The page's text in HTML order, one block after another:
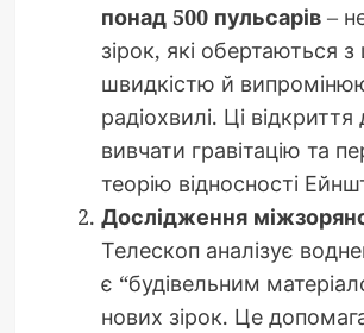
понад 500 пульсарів–
зірок, які обертаються
швидкістю й
радіохвилі. Ці
вивчати гравітацію та
теорію відносності
Дослідження
Телескоп аналізує
є “будівельним
нових зірок. Це